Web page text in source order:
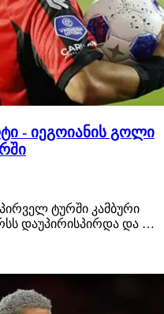
- იეგოიანის გოლი
ტურში კამბური
დაუპირისპირდა და 0:4
ირაკლი
სეზონის პირველი გოლი